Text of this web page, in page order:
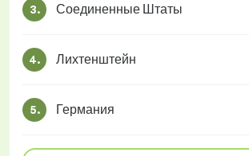
3. Соединенные Штаты
4. Лихтенштейн
5. Германия